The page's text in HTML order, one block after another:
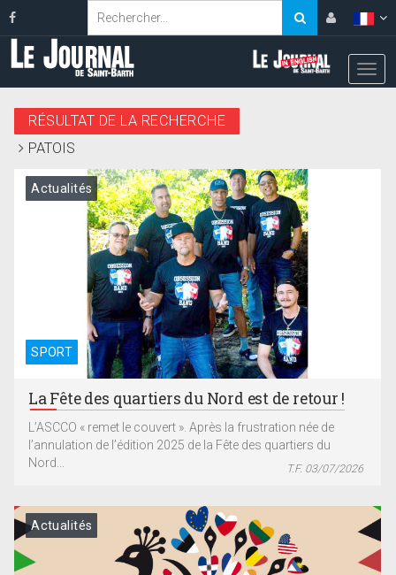
RÉSULTAT DE LA RECHERCHE
PATOIS
SPORT
Actualités
La Fête des quartiers du Nord est de retour !
L’ASCCO « remet le couvert ». Après la frustration née de
l’annulation de l’édition 2025 de la Fête des quartiers du
Nord...
T.F. 03/07/2026
Actualités